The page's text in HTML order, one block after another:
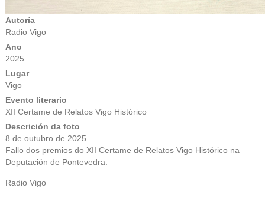
Autoría
Radio Vigo
Ano
2025
Lugar
Vigo
Evento literario
XII Certame de Relatos Vigo Histórico
Descrición da foto
8 de outubro de 2025
Fallo dos premios do XII Certame de Relatos Vigo Histórico na
Deputación de Pontevedra.
Radio Vigo